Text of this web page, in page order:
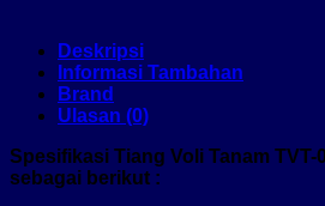
Deskripsi
Informasi Tambahan
Brand
Ulasan (0)
Spesifikasi Tiang Voli Tanam TVT-
sebagai berikut :